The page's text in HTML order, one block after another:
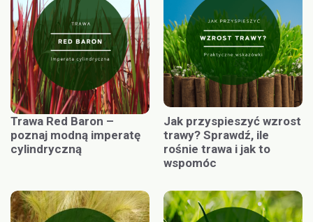
Trawa Red Baron –
poznaj modną imperatę
cylindryczną
Jak przyspieszyć wzrost
trawy? Sprawdź, ile
rośnie trawa i jak to
wspomóc